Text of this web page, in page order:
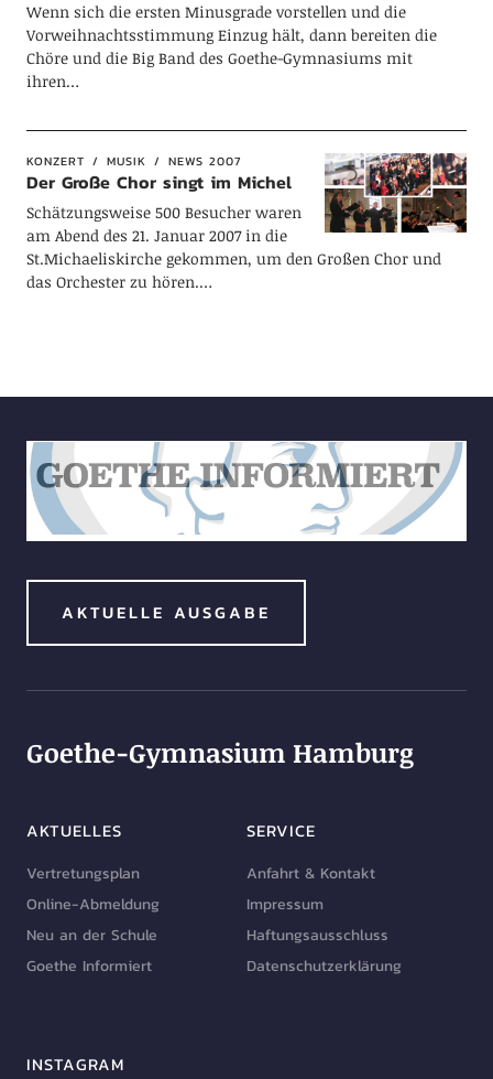
Wenn sich die ersten Minusgrade vorstellen und die
Vorweihnachtsstimmung Einzug hält, dann bereiten die
Chöre und die Big Band des Goethe-Gymnasiums mit
ihren…
KONZERT MUSIK NEWS 2007
Der Große Chor singt im Michel
Schätzungsweise 500 Besucher waren
am Abend des 21. Januar 2007 in die
St.Michaeliskirche gekommen, um den Großen Chor und
das Orchester zu hören.…
AKTUELLE AUSGABE
Goethe-Gymnasium Hamburg
AKTUELLES
Vertretungsplan
Online-Abmeldung
Neu an der Schule
Goethe Informiert
SERVICE
Anfahrt & Kontakt
Impressum
Haftungsausschluss
Datenschutzerklärung
INSTAGRAM